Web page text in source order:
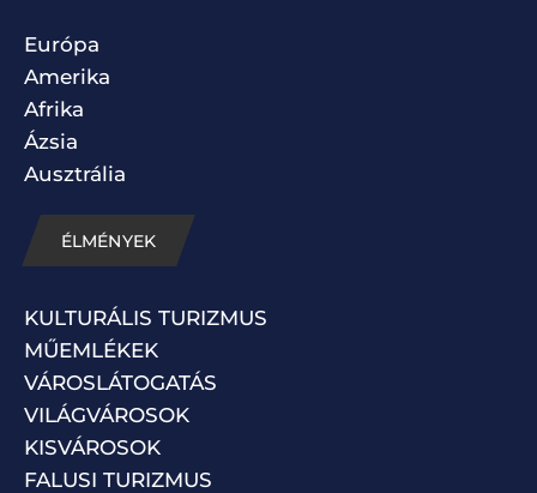
Európa
Amerika
Afrika
Ázsia
Ausztrália
ÉLMÉNYEK
KULTURÁLIS TURIZMUS
MŰEMLÉKEK
VÁROSLÁTOGATÁS
VILÁGVÁROSOK
KISVÁROSOK
FALUSI TURIZMUS